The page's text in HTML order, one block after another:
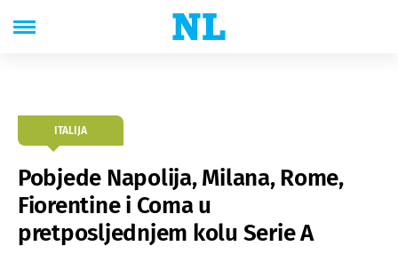
ITALIJA
Pobjede Napolija, Milana, Rome,
Fiorentine i Coma u
pretposljednjem kolu Serie A